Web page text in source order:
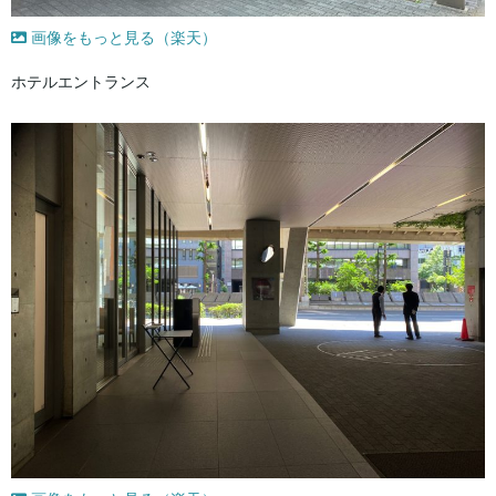
画像をもっと見る（楽天）
ホテルエントランス